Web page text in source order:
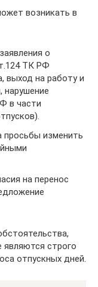
возникать в
о
ТК РФ
выход на работу и
нарушение
в части
просьбы изменить
на перенос
являются строго
отпускных дней.